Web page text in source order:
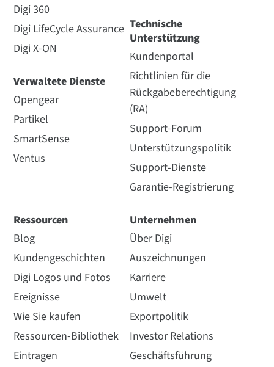
Digi 360
Digi LifeCycle Assurance
Digi X-ON
Verwaltete Dienste
Opengear
Partikel
SmartSense
Ventus
Technische
Unterstützung
Kundenportal
Richtlinien für die
Rückgabeberechtigung
(RA)
Support-Forum
Unterstützungspolitik
Support-Dienste
Garantie-Registrierung
Ressourcen
Blog
Kundengeschichten
Digi Logos und Fotos
Ereignisse
Wie Sie kaufen
Ressourcen-Bibliothek
Eintragen
Unternehmen
Über Digi
Auszeichnungen
Karriere
Umwelt
Exportpolitik
Investor Relations
Geschäftsführung